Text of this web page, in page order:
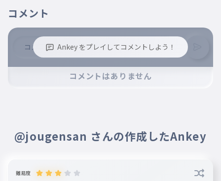
016
017 EVERGLOW
EVERGLOW
fromis_9
コメント
Ankey をプレイしてコメントしよう！
※コメントするには、ログインが必要です。
コメントはありません
@jougensan さんの作成したAnkey
難易度